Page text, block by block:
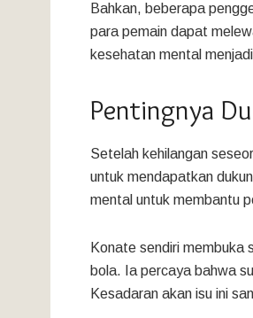
Bahkan, beberapa
para pemain dapat
kesehatan mental
Pentingnya
Setelah kehilangan
untuk mendapatkan
mental untuk membantu
Konate sendiri membuka
bola. Ia percaya bahwa
Kesadaran akan isu ini